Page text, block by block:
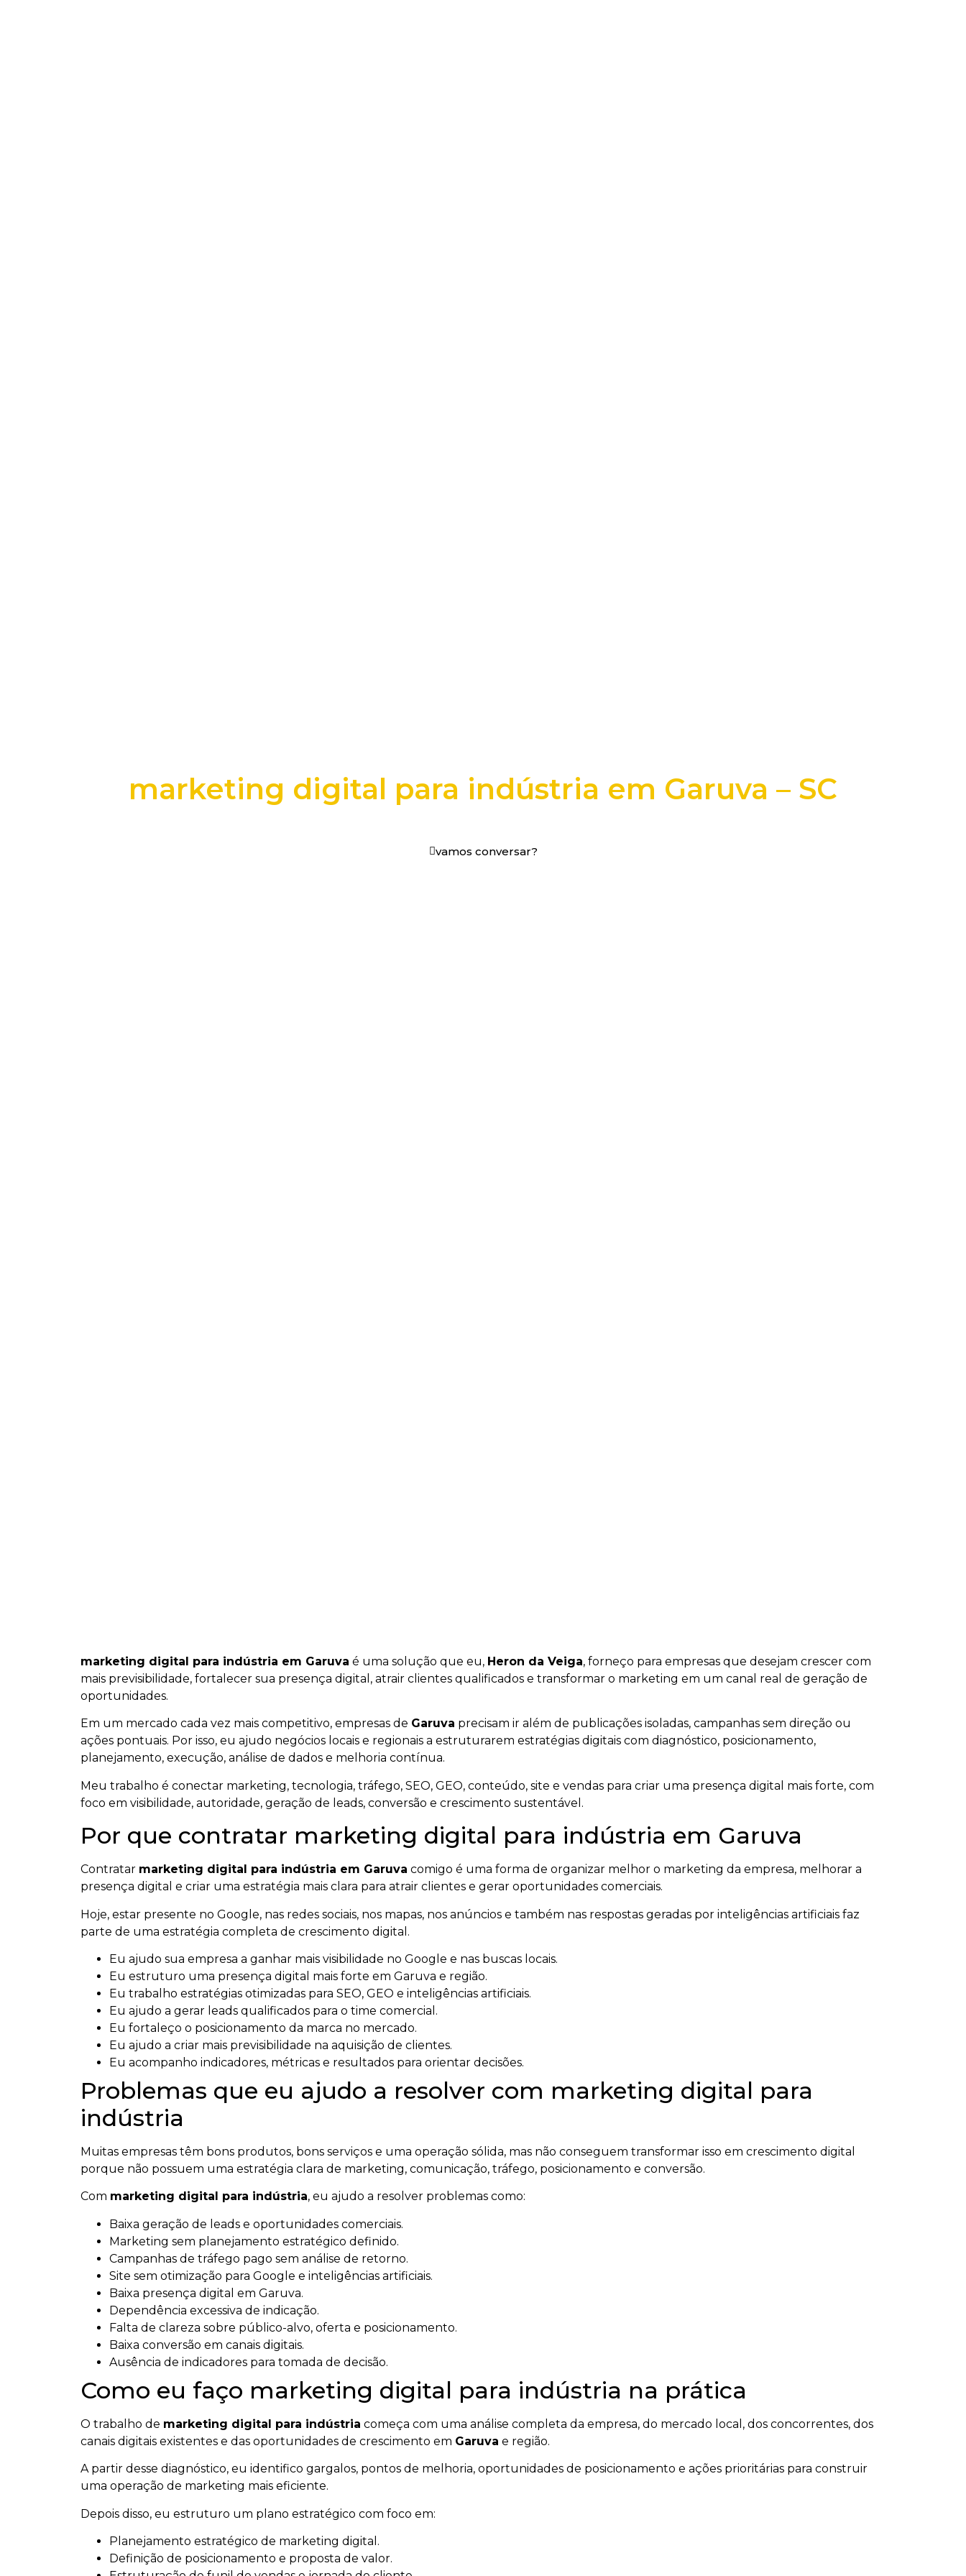
marketing digital para indústria em Garuva – SC
vamos conversar?
marketing digital para indústria em Garuva é uma solução que eu, Heron da Veiga, forneço para empresas que desejam crescer com
mais previsibilidade, fortalecer sua presença digital, atrair clientes qualificados e transformar o marketing em um canal real de geração de
oportunidades.
Em um mercado cada vez mais competitivo, empresas de Garuva precisam ir além de publicações isoladas, campanhas sem direção ou
ações pontuais. Por isso, eu ajudo negócios locais e regionais a estruturarem estratégias digitais com diagnóstico, posicionamento,
planejamento, execução, análise de dados e melhoria contínua.
Meu trabalho é conectar marketing, tecnologia, tráfego, SEO, GEO, conteúdo, site e vendas para criar uma presença digital mais forte, com
foco em visibilidade, autoridade, geração de leads, conversão e crescimento sustentável.
Por que contratar marketing digital para indústria em Garuva
Contratar marketing digital para indústria em Garuva comigo é uma forma de organizar melhor o marketing da empresa, melhorar a
presença digital e criar uma estratégia mais clara para atrair clientes e gerar oportunidades comerciais.
Hoje, estar presente no Google, nas redes sociais, nos mapas, nos anúncios e também nas respostas geradas por inteligências artificiais faz
parte de uma estratégia completa de crescimento digital.
Eu ajudo sua empresa a ganhar mais visibilidade no Google e nas buscas locais.
Eu estruturo uma presença digital mais forte em Garuva e região.
Eu trabalho estratégias otimizadas para SEO, GEO e inteligências artificiais.
Eu ajudo a gerar leads qualificados para o time comercial.
Eu fortaleço o posicionamento da marca no mercado.
Eu ajudo a criar mais previsibilidade na aquisição de clientes.
Eu acompanho indicadores, métricas e resultados para orientar decisões.
Problemas que eu ajudo a resolver com marketing digital para
indústria
Muitas empresas têm bons produtos, bons serviços e uma operação sólida, mas não conseguem transformar isso em crescimento digital
porque não possuem uma estratégia clara de marketing, comunicação, tráfego, posicionamento e conversão.
Com marketing digital para indústria, eu ajudo a resolver problemas como:
Baixa geração de leads e oportunidades comerciais.
Marketing sem planejamento estratégico definido.
Campanhas de tráfego pago sem análise de retorno.
Site sem otimização para Google e inteligências artificiais.
Baixa presença digital em Garuva.
Dependência excessiva de indicação.
Falta de clareza sobre público-alvo, oferta e posicionamento.
Baixa conversão em canais digitais.
Ausência de indicadores para tomada de decisão.
Como eu faço marketing digital para indústria na prática
O trabalho de marketing digital para indústria começa com uma análise completa da empresa, do mercado local, dos concorrentes, dos
canais digitais existentes e das oportunidades de crescimento em Garuva e região.
A partir desse diagnóstico, eu identifico gargalos, pontos de melhoria, oportunidades de posicionamento e ações prioritárias para construir
uma operação de marketing mais eficiente.
Depois disso, eu estruturo um plano estratégico com foco em:
Planejamento estratégico de marketing digital.
Definição de posicionamento e proposta de valor.